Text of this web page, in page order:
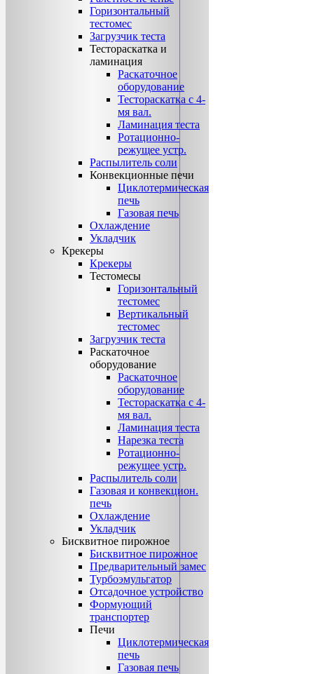
Горизонтальный
тестомес
Загрузчик теста
Тестораскатка и
ламинация
Раскаточное
оборудование
Тестораскатка с 4-
мя вал.
Ламинация теста
Ротационно-
режущее устр.
Распылитель соли
Конвекционные печи
Циклотермическая
печь
Газовая печь
Охлаждение
Укладчик
Крекеры
Крекеры
Тестомесы
Горизонтальный
тестомес
Вертикальный
тестомес
Загрузчик теста
Раскаточное
оборудование
Раскаточное
оборудование
Тестораскатка с 4-
мя вал.
Ламинация теста
Нарезка теста
Ротационно-
режущее устр.
Распылитель соли
Газовая и конвекцион.
печь
Охлаждение
Укладчик
Бисквитное пирожное
Бисквитное пирожное
Предварительный замес
Турбоэмульгатор
Отсадочное устройство
Формующий
транспортер
Печи
Циклотермическая
печь
Газовая печь